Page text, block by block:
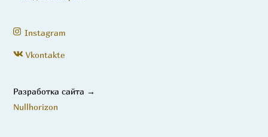
Instagram
Vkontakte
Разработка сайта →
Nullhorizon